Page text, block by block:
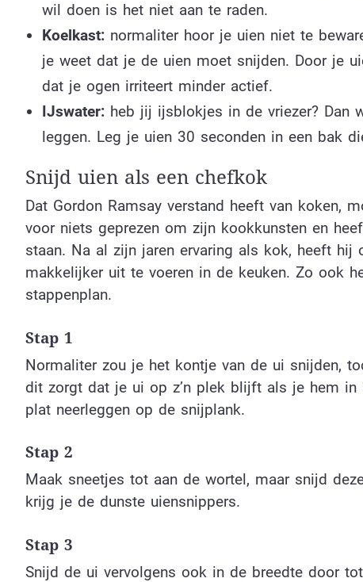
wil doen is het niet aan te raden.
Koelkast:normaliter hoor je uien niet te
je weet dat je de uien moet snijden. Door je
dat je ogen irriteert minder actief.
IJswater:heb jij ijsblokjes in de vriezer? Dan
leggen. Leg je uien 30 seconden in een bak
Snijd uien als een chefkok
Dat Gordon Ramsay verstand heeft van koken,
voor niets geprezen om zijn kookkunsten en
staan. Na al zijn jaren ervaring als kok, heeft
makkelijker uit te voeren in de keuken. Zo ook
stappenplan.
Stap 1
Normaliter zou je het kontje van de ui snijden,
dit zorgt dat je ui op z’n plek blijft als je hem
plat neerleggen op de snijplank.
Stap 2
Maak sneetjes tot aan de wortel, maar snijd
krijg je de dunste uiensnippers.
Stap 3
Snijd de ui vervolgens ook in de breedte door